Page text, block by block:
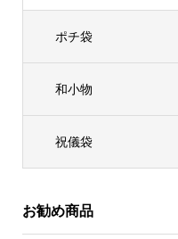
ポチ袋
和小物
祝儀袋
お勧め商品